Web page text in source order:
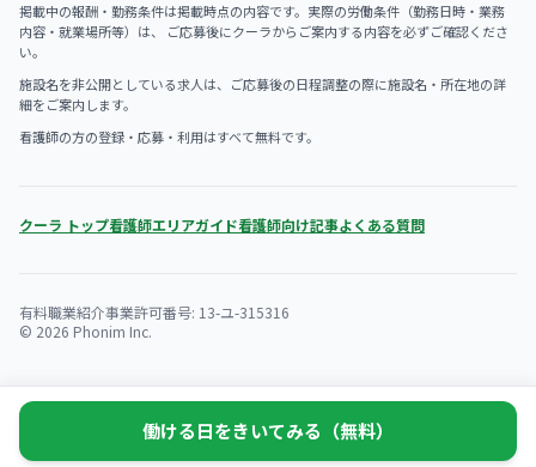
掲載中の報酬・勤務条件は掲載時点の内容です。実際の労働条件（勤務日時・業務
内容・就業場所等）は、 ご応募後にクーラからご案内する内容を必ずご確認くださ
い。
施設名を非公開としている求人は、ご応募後の日程調整の際に施設名・所在地の詳
細をご案内します。
看護師の方の登録・応募・利用はすべて無料です。
クーラ トップ看護師エリアガイド看護師向け記事よくある質問
有料職業紹介事業許可番号: 13-ユ-315316
© 2026 Phonim Inc.
働ける日をきいてみる（無料）